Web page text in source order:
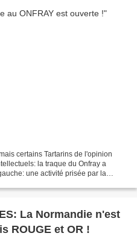
certains Tartarins de l'opinion
la traque du Onfray a
une activité prisée par la
La Normandie n'est
ROUGE et OR !